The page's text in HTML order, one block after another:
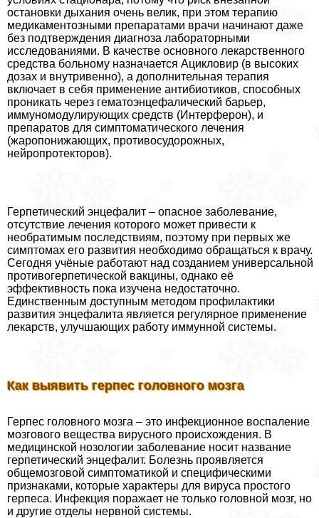
остановки дыхания очень велик, при этом терапию
медикаментозными препаратами врачи начинают даже
без подтверждения диагноза лабораторными
исследованиями. В качестве основного лекарственного
средства больному назначается Ацикловир (в высоких
дозах и внутривенно), а дополнительная терапия
включает в себя применение антибиотиков, способных
проникать через гематоэнцефалический барьер,
иммуномодулирующих средств (Интерферон), и
препаратов для симптоматического лечения
(жаропонижающих, противосудорожных,
нейропротекторов).
Герпетический энцефалит – опасное заболевание,
отсутствие лечения которого может привести к
необратимым последствиям, поэтому при первых же
симптомах его развития необходимо обращаться к врачу.
Сегодня учёные работают над созданием универсальной
противогерпетической вакцины, однако её
эффективность пока изучена недостаточно.
Единственным доступным методом профилактики
развития энцефалита является регулярное применение
лекарств, улучшающих работу иммунной системы.
Как выявить гepпeс головного мозга
Герпес головного мозга – это инфекционное воспаление
мозгового вещества вирусного происхождения. В
медицинской нозологии заболевание носит название
герпетический энцефалит. Болезнь проявляется
общемозговой симптоматикой и специфическими
признаками, которые хаpaктеры для вируса простого
гepпeса. Инфекция поражает не только головной мозг, но
и другие отделы нервной системы.